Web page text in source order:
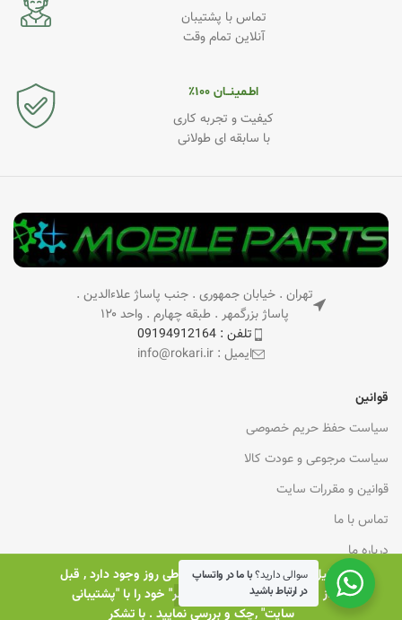
بدلیل نوسانات ارزی زیادی که در طی روز وجود دارد , قبل
از خرید , "قیمت قطعه مورد نظر" خود را با "پشتیبانی
سایت" ,چک و بررسی نمایید . با تشکر
تماس با پشتیبان
آنلاین تمام وقت
اطـمینــان ۱۰۰٪
کیفیت و تجربه کاری
با سابقه ای طولانی
تهران . خیابان جمهوری . جنب پاساژ علاءالدین .
پاساژ بزرگمهر . طبقه چهارم . واحد ۱۲۰
تلفن : 09194912164
ایمیل : info@rokari.ir
قوانین
سیاست حفظ حریم خصوصی
سیاست مرجوعی و عودت کالا
قوانین و مقررات سایت
تماس با ما
درباره ما
خدمات مشتریان
سوالی دارید؟با ما در واتساپ
در ارتباط باشید
0